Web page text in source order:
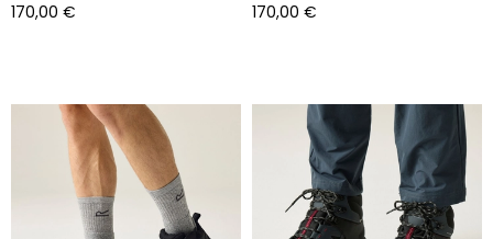
170,00 € 170,00 €